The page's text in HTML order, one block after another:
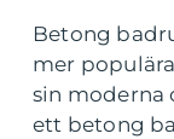
Betong
mer
sin moderna
ett betong